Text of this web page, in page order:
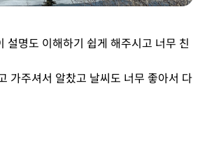
설명도 이해하기 쉽게 해주시고 너무 친
가주셔서 알찼고 날씨도 너무 좋아서 다